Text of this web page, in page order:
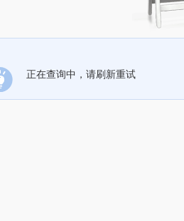
正在查询中，请刷新重试